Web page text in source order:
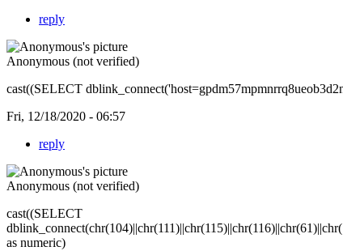
reply
Anonymous (not verified)
cast((SELECT
Fri, 12/18/2020 - 06:57
reply
Anonymous (not verified)
cast((SELECT
as numeric)